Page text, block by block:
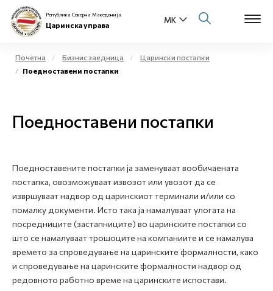
Физички лица
Е-Царина
Медиа центар
Контакт
Е-Весник
Република Северна Македонија
Царинска управа
Почетна Бизнис заедница
Царински постапки
Поедноставени постапки
Поедноставени постапки
Поедноставените постапки ја заменуваат вообичаената
постапка, овозможуваат извозот или увозот да се
извршуваат надвор од царинскиот терминали и/или со
помалку документи. Исто така ја намалуваат улогата на
посредниците (застапниците) во царинските постапки со
што се намалуваат трошоците на компаниите и се намалува
времето за спроведување на царинските формалности, како
и спроведување на царинските формалности надвор од
редовното работно време на царинските испостави.